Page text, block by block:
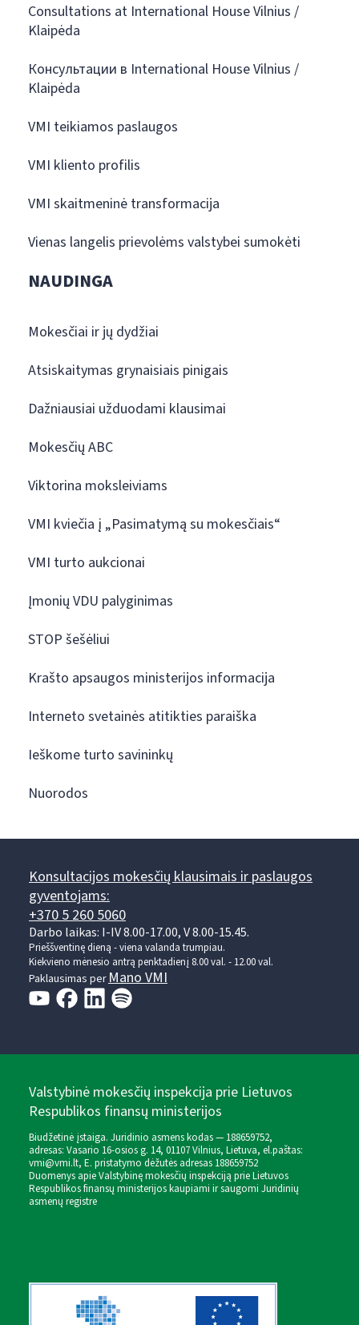
Consultations at International House Vilnius /
Klaipėda
Консультации в International House Vilnius /
Klaipėda
VMI teikiamos paslaugos
VMI kliento profilis
VMI skaitmeninė transformacija
Vienas langelis prievolėms valstybei sumokėti
NAUDINGA
Mokesčiai ir jų dydžiai
Atsiskaitymas grynaisiais pinigais
Dažniausiai užduodami klausimai
Mokesčių ABC
Viktorina moksleiviams
VMI kviečia į „Pasimatymą su mokesčiais“
VMI turto aukcionai
Įmonių VDU palyginimas
STOP šešėliui
Krašto apsaugos ministerijos informacija
Interneto svetainės atitikties paraiška
Ieškome turto savininkų
Nuorodos
Konsultacijos mokesčių klausimais ir paslaugos
gyventojams:
+370 5 260 5060
Darbo laikas: I-IV 8.00-17.00, V 8.00-15.45.
Prieššventinę dieną - viena valanda trumpiau.
Kiekvieno mėnesio antrą penktadienį 8.00 val. - 12.00 val.
Paklausimas per Mano VMI
Valstybinė mokesčių inspekcija prie Lietuvos
Respublikos finansų ministerijos
Biudžetinė įstaiga. Juridinio asmens kodas — 188659752,
adresas: Vasario 16-osios g. 14, 01107 Vilnius, Lietuva, el.paštas:
vmi@vmi.lt, E. pristatymo dėžutės adresas 188659752
Duomenys apie Valstybinę mokesčių inspekciją prie Lietuvos
Respublikos finansų ministerijos kaupiami ir saugomi Juridinių
asmenų registre